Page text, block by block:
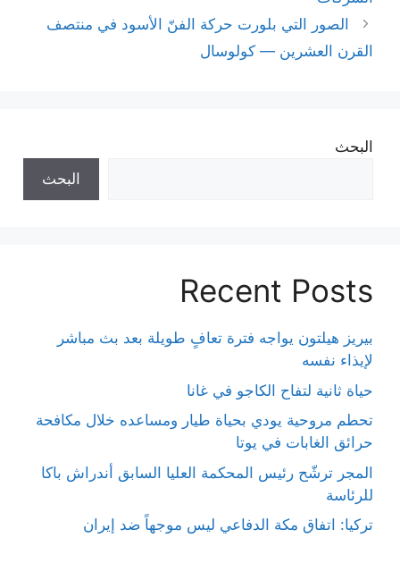
الصور التي بلورت حركة الفنّ الأسود في منتصف
القرن العشرين — كولوسال
البحث
البحث
Recent Posts
بيريز هيلتون يواجه فترة تعافٍ طويلة بعد بث مباشر
لإيذاء نفسه
حياة ثانية لتفاح الكاجو في غانا
تحطم مروحية يودي بحياة طيار ومساعده خلال مكافحة
حرائق الغابات في يوتا
المجر ترشّح رئيس المحكمة العليا السابق أندراش باكا
للرئاسة
تركيا: اتفاق مكة الدفاعي ليس موجهاً ضد إيران